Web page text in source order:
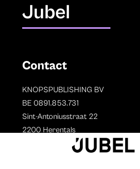
Jubel
Contact
KNOPSPUBLISHING BV
BE 0891.853.731
Sint-Antoniusstraat 22
2200 Herentals